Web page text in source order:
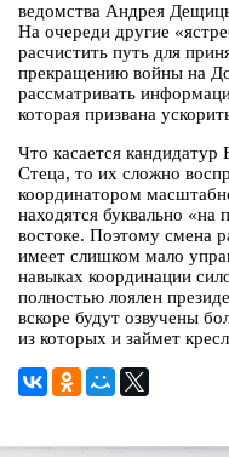
ведомства Андрея
На очереди другие
расчистить путь для
прекращению войны на
рассматривать
которая призвана
Что касается
Стеца, то их сложно
координатором
находятся буквально
востоке. Поэтому смена
имеет слишком мало
навыках координации
полностью лоялен
вскоре будут озвучены
из которых и займет